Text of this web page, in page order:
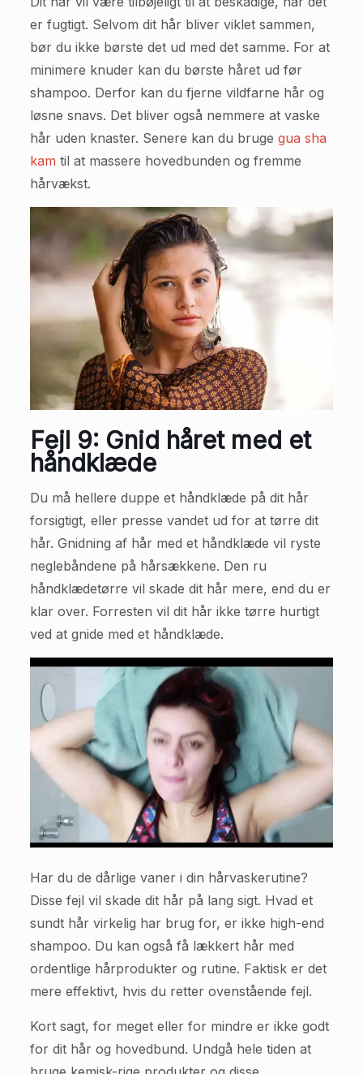
er fugtigt. Selvom dit hår bliver viklet sammen,
bør du ikke børste det ud med det samme. For at
minimere knuder kan du børste håret ud før
shampoo. Derfor kan du fjerne vildfarne hår og
løsne snavs. Det bliver også nemmere at vaske
hår uden knaster. Senere kan du bruge gua sha
kam til at massere hovedbunden og fremme
hårvækst.
Fejl 9: Gnid håret med et
håndklæde
Du må hellere duppe et håndklæde på dit hår
forsigtigt, eller presse vandet ud for at tørre dit
hår. Gnidning af hår med et håndklæde vil ryste
neglebåndene på hårsækkene. Den ru
håndklædetørre vil skade dit hår mere, end du er
klar over. Forresten vil dit hår ikke tørre hurtigt
ved at gnide med et håndklæde.
Har du de dårlige vaner i din hårvaskerutine?
Disse fejl vil skade dit hår på lang sigt. Hvad et
sundt hår virkelig har brug for, er ikke high-end
shampoo. Du kan også få lækkert hår med
ordentlige hårprodukter og rutine. Faktisk er det
mere effektivt, hvis du retter ovenstående fejl.
Kort sagt, for meget eller for mindre er ikke godt
for dit hår og hovedbund. Undgå hele tiden at